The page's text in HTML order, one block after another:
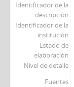
Identificador de la
descripción
Identificador de la
institución
Estado de
elaboración
Nivel de detalle
Fuentes